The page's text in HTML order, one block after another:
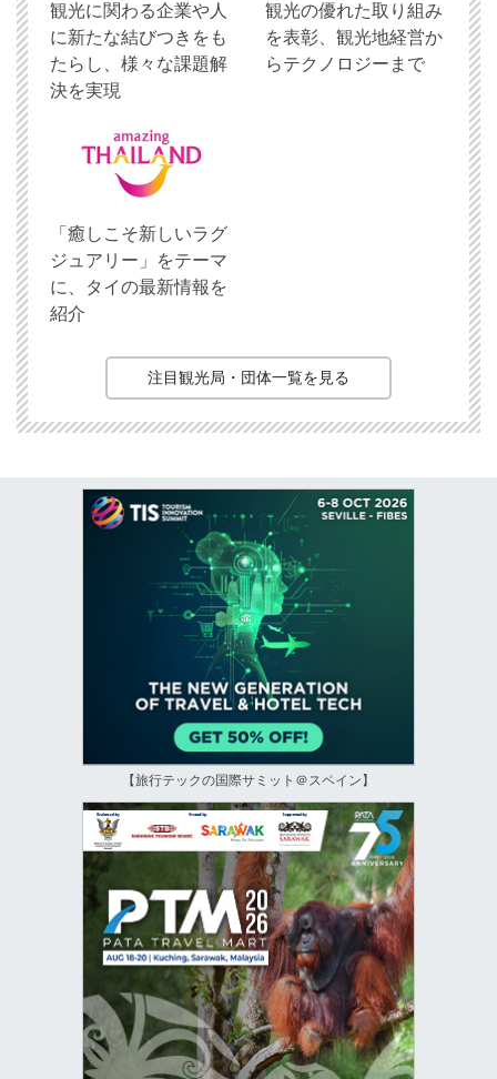
観光に関わる企業や人
に新たな結びつきをも
たらし、様々な課題解
決を実現
観光の優れた取り組み
を表彰、観光地経営か
らテクノロジーまで
「癒しこそ新しいラグ
ジュアリー」をテーマ
に、タイの最新情報を
紹介
注目観光局・団体一覧を見る
【旅行テックの国際サミット＠スペイン】